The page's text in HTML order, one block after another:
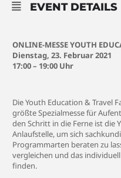
EVENT DETAILS
ONLINE-MESSE YOUTH
Dienstag, 23. Februar 2021
17:00 – 19:00 Uhr
Die Youth Education & Travel
größte Spezialmesse für
den Schritt in die Ferne ist die
Anlaufstelle, um sich
Programmarten beraten zu
vergleichen und das
finden.